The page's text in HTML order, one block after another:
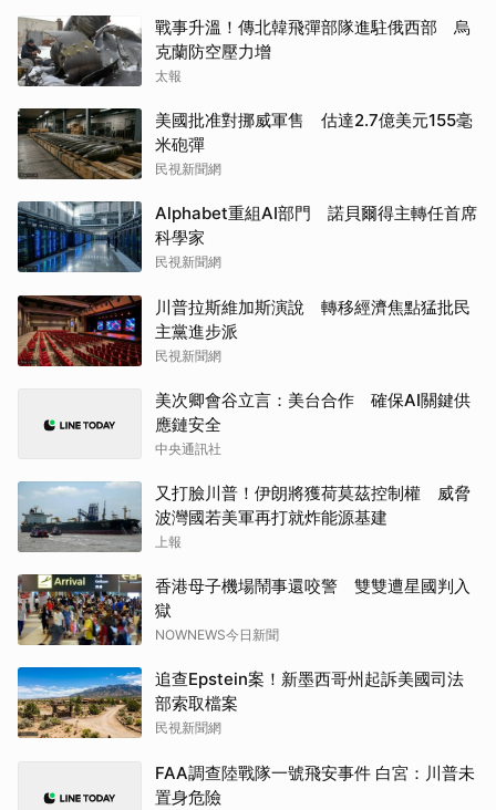
戰事升溫！傳北韓飛彈部隊進駐俄西部 烏
克蘭防空壓力增
太報
美國批准對挪威軍售 估達2.7億美元155毫
米砲彈
民視新聞網
Alphabet重組AI部門 諾貝爾得主轉任首席
科學家
民視新聞網
川普拉斯維加斯演說 轉移經濟焦點猛批民
主黨進步派
民視新聞網
美次卿會谷立言：美台合作 確保AI關鍵供
應鏈安全
中央通訊社
又打臉川普！伊朗將獲荷莫茲控制權 威脅
波灣國若美軍再打就炸能源基建
上報
香港母子機場鬧事還咬警 雙雙遭星國判入
獄
NOWNEWS今日新聞
追查Epstein案！新墨西哥州起訴美國司法
部索取檔案
民視新聞網
FAA調查陸戰隊一號飛安事件 白宮：川普未
置身危險